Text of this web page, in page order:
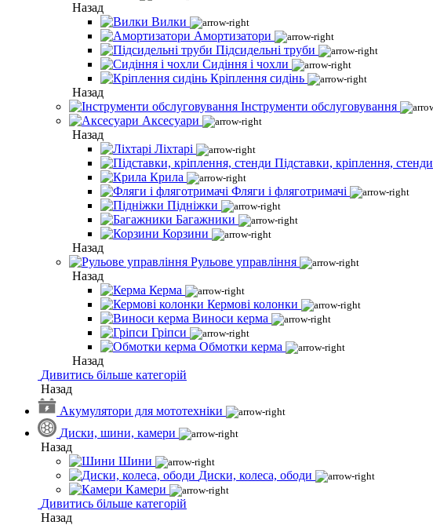
Назад
Вилки
Амортизатори
Підсидельні труби
Сидіння і чохли
Кріплення сидінь
Назад
Інструменти обслуговування
Аксесуари
Назад
Ліхтарі
Підставки, кріплення, стенди
Крила
Фляги і фляготримачі
Підніжки
Багажники
Корзини
Назад
Рульове управління
Назад
Керма
Кермові колонки
Виноси керма
Гріпси
Обмотки керма
Назад
Дивитись більше категорій
Назад
Акумулятори для мототехніки
Диски, шини, камери
Назад
Шини
Диски, колеса, ободи
Камери
Дивитись більше категорій
Назад